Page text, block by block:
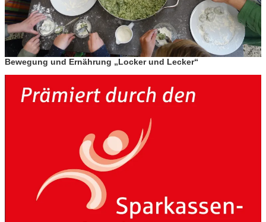
Bewegung und Ernährung „Locker und Lecker“